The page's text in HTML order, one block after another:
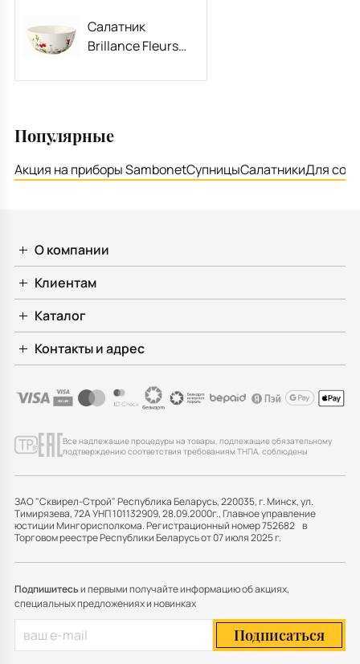
Салатник
Brillance Fleurs
Популярные
Акция на приборы SambonetСупницыСалатникиДля
О компании
Клиентам
Каталог
Контакты и адрес
Все надлежащие процедуры на товары, подлежащие обязательному
подтверждению соответствия требованиям ТНПА, соблюдены
ЗАО "Сквирел-Строй" Республика Беларусь, 220035, г. Минск, ул.
Тимирязева, 72А УНП 101132909, 28.09.2000г., Главное управление
юстиции Мингорисполкома. Регистрационный номер 752682 в
Торговом реестре Республики Беларусь от 07 июля 2025 г.
Подпишитесьи первыми получайте информацию об акциях,
специальных предложениях и новинках
Подписаться